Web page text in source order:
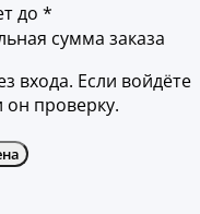
до *
сумма заказа
входа. Если войдёте
проверку.